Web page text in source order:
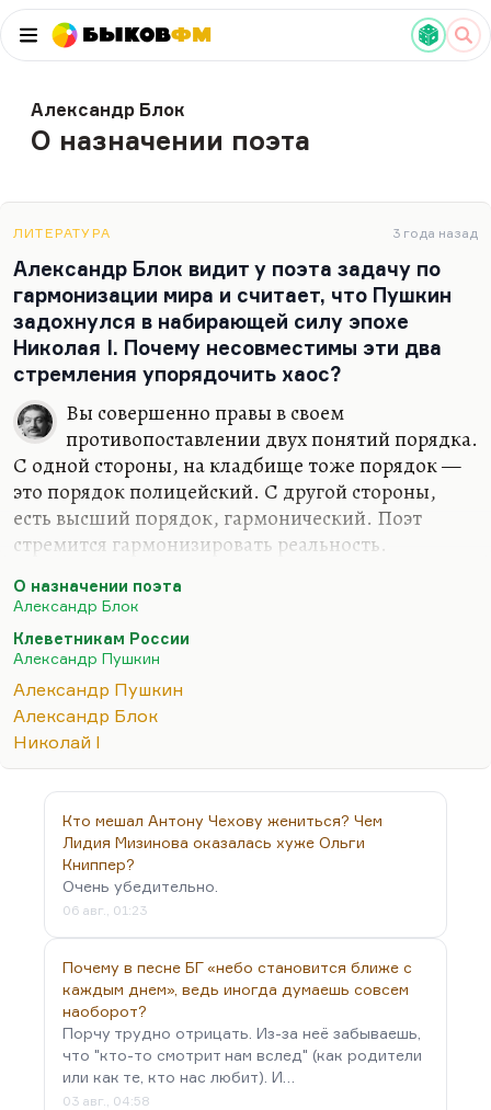
БыковФМ
Александр Блок
О назначении поэта
ЛИТЕРАТУРА 3 года назад
Александр Блок видит у поэта задачу по
гармонизации мира и считает, что Пушкин
задохнулся в набирающей силу эпохе
Николая I. Почему несовместимы эти два
стремления упорядочить хаос?
Вы совершенно правы в своем
противопоставлении двух понятий порядка.
С одной стороны, на кладбище тоже порядок —
это порядок полицейский. С другой стороны,
есть высший порядок, гармонический. Поэт
стремится гармонизировать реальность.
политика: у нас есть только «Записка «О
народном воспитании»», несколько писем
Вяземскому, Нащекину, где он проговаривается,
и то, конечно, это собеседники не его уровня.
Пушкин пытается гармонизировать мир, в этом
смысле его патриотизм отличается от казенного.
А пытается ли Николай гармонизировать мир?
другое дело, потому что в результате его
размораживания сносит…
О назначении поэта
Александр Блок
Клеветникам России
Александр Пушкин
Александр Пушкин
Александр Блок
Николай I
Кто мешал Антону Чехову жениться? Чем
Лидия Мизинова оказалась хуже Ольги
Книппер?
Очень убедительно.
06 авг., 01:23
Почему в песне БГ «небо становится ближе с
каждым днем», ведь иногда думаешь совсем
наоборот?
Порчу трудно отрицать. Из-за неё забываешь,
что "кто-то смотрит нам вслед" (как родители
или как те, кто нас любит). И…
03 авг., 04:58